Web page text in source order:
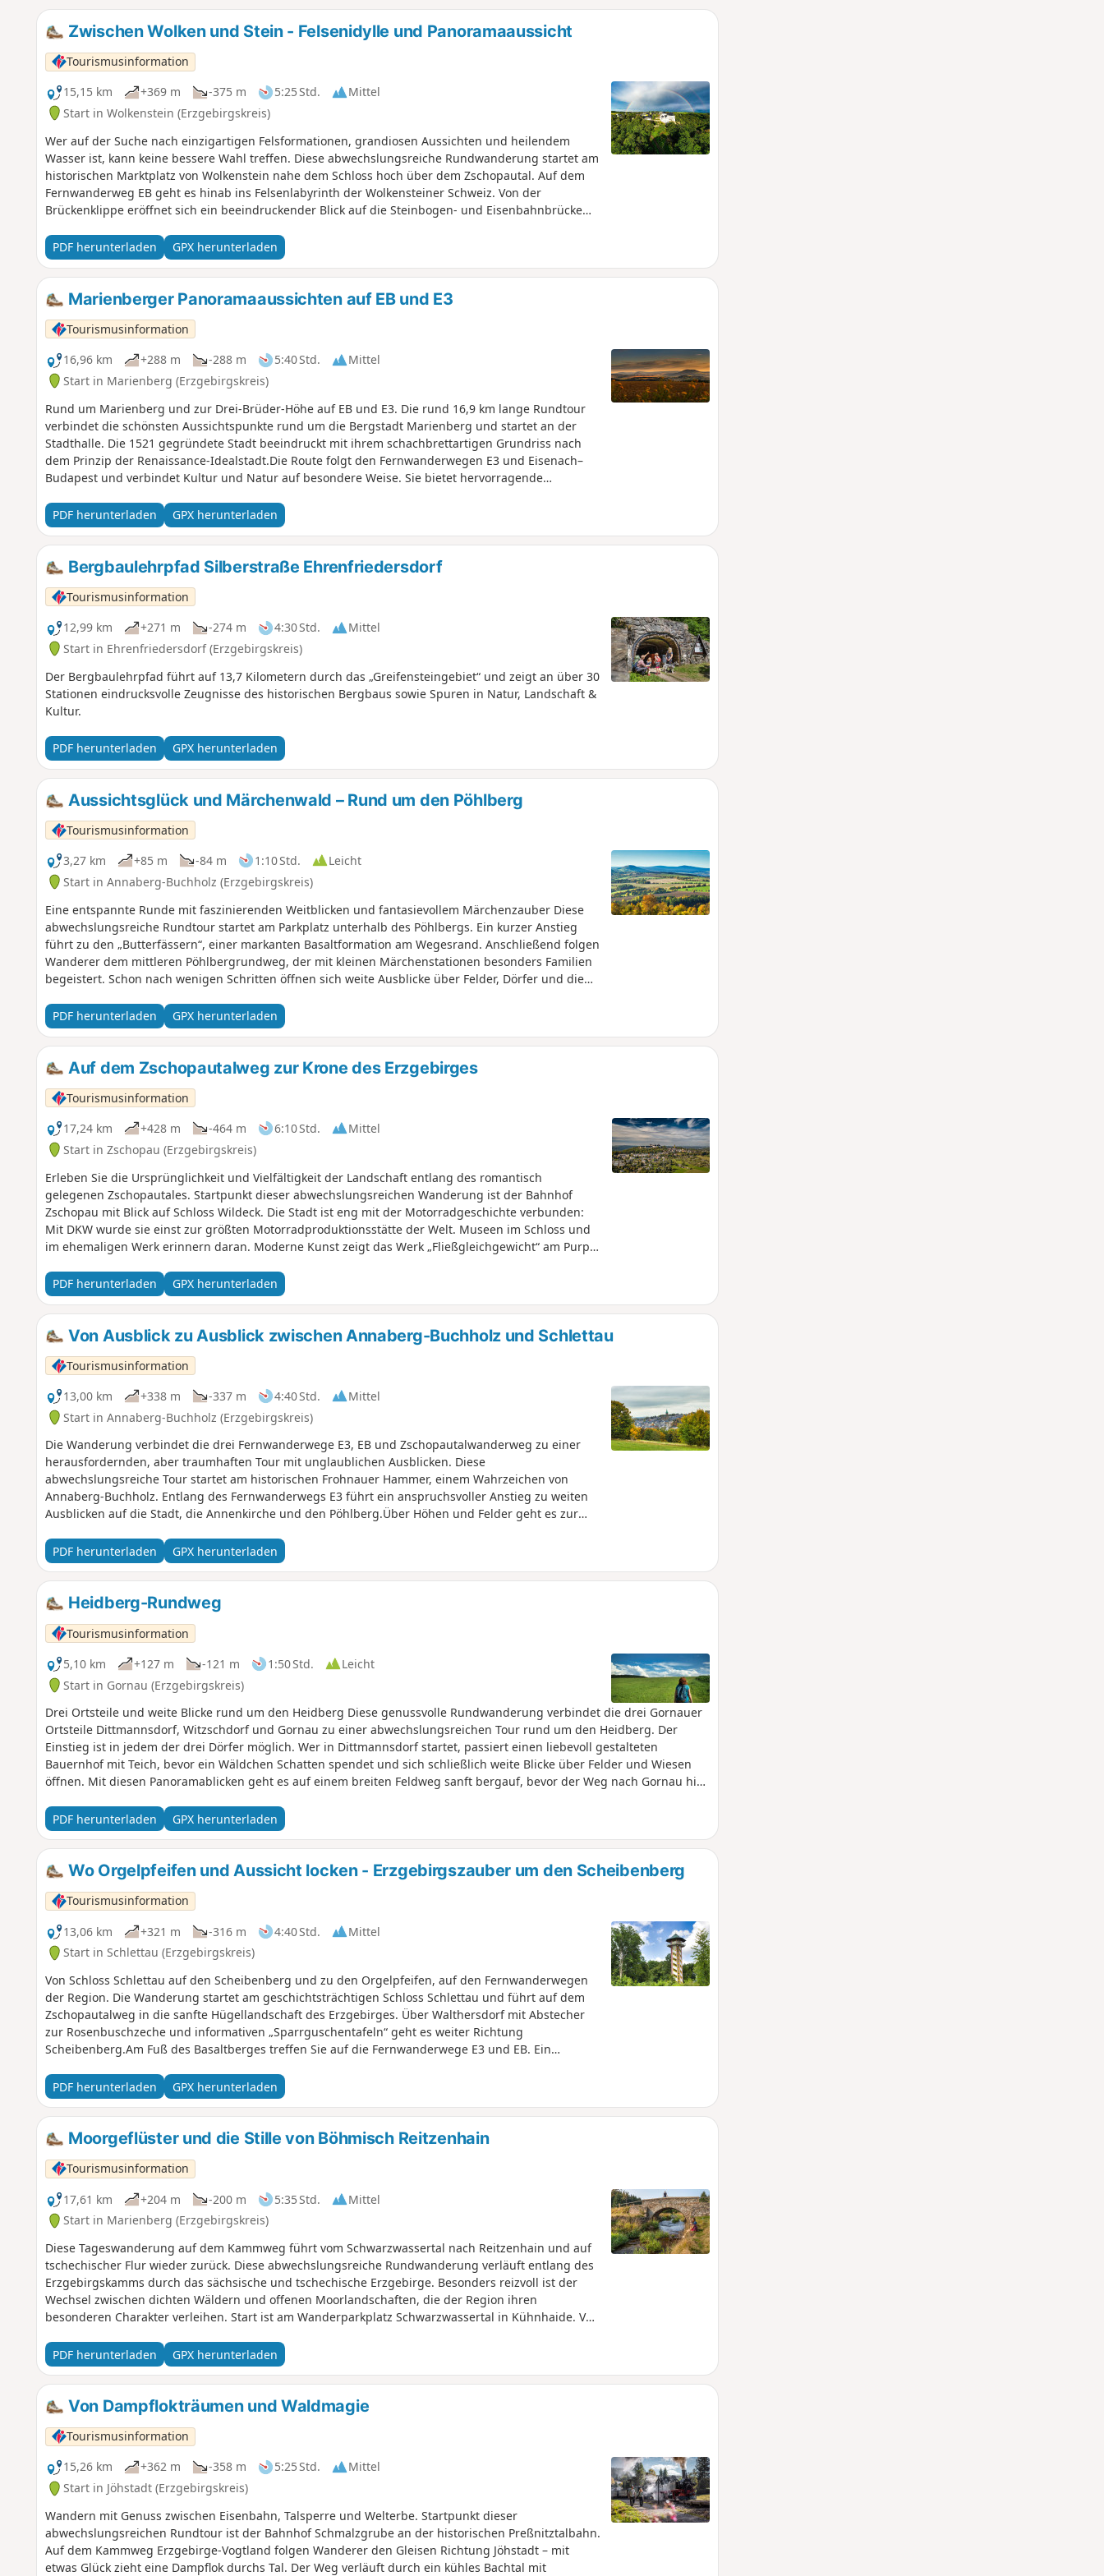
Zwischen Wolken und Stein - Felsenidylle und Panoramaaussicht
Tourismusinformation
15,15 km
+369 m -375 m 5:25 Std.
Mittel
Start in Wolkenstein (Erzgebirgskreis)
Wer auf der Suche nach einzigartigen Felsformationen, grandiosen Aussichten und heilendem
Wasser ist, kann keine bessere Wahl treffen. Diese abwechslungsreiche Rundwanderung startet am
historischen Marktplatz von Wolkenstein nahe dem Schloss hoch über dem Zschopautal. Auf dem
Fernwanderweg EB geht es hinab ins Felsenlabyrinth der Wolkensteiner Schweiz. Von der
Brückenklippe eröffnet sich ein beeindruckender Blick auf die Steinbogen- und Eisenbahnbrücke
Warmbad mit Trinkpavillon und Wasserspielplatz.Vorbei am historischen Bergbaugelände mit altem
Stollen-Schacht geht es auf dem E3 mit weiten Ausblicken ins Annaberger Land zum
Zeisigstein.Entlang der Zschopau und durch die romantische Wolfsschlucht steigt der Pfad zurück
nach Wolkenstein auf.
PDF herunterladen GPX herunterladen
Marienberger Panoramaaussichten auf EB und E3
Tourismusinformation
16,96 km
+288 m -288 m 5:40 Std.
Mittel
Start in Marienberg (Erzgebirgskreis)
Rund um Marienberg und zur Drei-Brüder-Höhe auf EB und E3. Die rund 16,9 km lange Rundtour
verbindet die schönsten Aussichtspunkte rund um die Bergstadt Marienberg und startet an der
Stadthalle. Die 1521 gegründete Stadt beeindruckt mit ihrem schachbrettartigen Grundriss nach
dem Prinzip der Renaissance-Idealstadt.Die Route folgt den Fernwanderwegen E3 und Eisenach–
Budapest und verbindet Kultur und Natur auf besondere Weise. Sie bietet hervorragende
Bibliothek.Weiter geht es vorbei an Kaiser- und Gondelteich zur Drei-Brüder-Höhe mit
Aussichtsturm und Einkehrmöglichkeit.Anschließend verläuft die Strecke über Großrückerswalde
mit seiner Wehrkirche sowie zu den Fischteichen, die zur Rast einladen.Über alte Wege und die
ehemalige Bahntrasse führt die Tour schließlich zurück nach Marienberg.
PDF herunterladen GPX herunterladen
Bergbaulehrpfad Silberstraße Ehrenfriedersdorf
Tourismusinformation
12,99 km
+271 m -274 m 4:30 Std.
Mittel
Start in Ehrenfriedersdorf (Erzgebirgskreis)
Der Bergbaulehrpfad führt auf 13,7 Kilometern durch das „Greifensteingebiet“ und zeigt an über 30
Stationen eindrucksvolle Zeugnisse des historischen Bergbaus sowie Spuren in Natur, Landschaft &
Kultur.
PDF herunterladen GPX herunterladen
Aussichtsglück und Märchenwald – Rund um den Pöhlberg
Tourismusinformation
3,27 km
+85 m -84 m 1:10 Std.
Leicht
Start in Annaberg-Buchholz (Erzgebirgskreis)
Eine entspannte Runde mit faszinierenden Weitblicken und fantasievollem Märchenzauber Diese
abwechslungsreiche Rundtour startet am Parkplatz unterhalb des Pöhlbergs. Ein kurzer Anstieg
führt zu den „Butterfässern“, einer markanten Basaltformation am Wegesrand. Anschließend folgen
Wanderer dem mittleren Pöhlbergrundweg, der mit kleinen Märchenstationen besonders Familien
begeistert. Schon nach wenigen Schritten öffnen sich weite Ausblicke über Felder, Dörfer und die
Teile der Tour und lädt immer wieder zum Innehalten ein. Etwa auf halber Strecke lohnt für
trittsichere Wanderer ein Abstecher zur historischen St.-Briccius-Fundgrube. Der weitere Weg führt
durch ruhigen Mischwald, vorbei an alten Tongruben, einem ehemaligen Steinbruch und dem
früheren Standort der Skisprungschanze. Über die alte Bobbahn gelangt man schließlich zurück
PDF herunterladen GPX herunterladen
Auf dem Zschopautalweg zur Krone des Erzgebirges
Tourismusinformation
17,24 km
+428 m -464 m 6:10 Std.
Mittel
Start in Zschopau (Erzgebirgskreis)
Erleben Sie die Ursprünglichkeit und Vielfältigkeit der Landschaft entlang des romantisch
gelegenen Zschopautales. Startpunkt dieser abwechslungsreichen Wanderung ist der Bahnhof
Zschopau mit Blick auf Schloss Wildeck. Die Stadt ist eng mit der Motorradgeschichte verbunden:
Mit DKW wurde sie einst zur größten Motorradproduktionsstätte der Welt. Museen im Schloss und
im ehemaligen Werk erinnern daran. Moderne Kunst zeigt das Werk „Fließgleichgewicht“ am Purple
beeindruckt eine überdachte Holzbrücke, bevor es durch Wald bergauf zum Aussichtspunkt
Kunnerstein geht, der schöne Blicke ins Tal bietet. Ein weiterer Anstieg führt zu Schloss
Augustusburg, einem der bedeutendsten Renaissanceschlösser. Museen, Gastronomie und
Panorama-Aussichten machen den Besuch lohnenswert. Unterhalb liegt die Altstadt mit der
PDF herunterladen GPX herunterladen
Von Ausblick zu Ausblick zwischen Annaberg-Buchholz und Schlettau
Tourismusinformation
13,00 km
+338 m -337 m 4:40 Std.
Mittel
Start in Annaberg-Buchholz (Erzgebirgskreis)
Die Wanderung verbindet die drei Fernwanderwege E3, EB und Zschopautalwanderweg zu einer
herausfordernden, aber traumhaften Tour mit unglaublichen Ausblicken. Diese
abwechslungsreiche Tour startet am historischen Frohnauer Hammer, einem Wahrzeichen von
Annaberg-Buchholz. Entlang des Fernwanderwegs E3 führt ein anspruchsvoller Anstieg zu weiten
Ausblicken auf die Stadt, die Annenkirche und den Pöhlberg.Über Höhen und Felder geht es zur
verläuft die Route durch das Zschopautal mit naturnahen Wegen, vorbei am Naturbad Schlettau bis
zum Schloss Schlettau.Der Rückweg führt über eine Allee bergauf mit Blicken bis zum
Fichtelberg.Zum Abschluss bietet die Teufelskanzel einen letzten spektakulären Ausblick auf
Annaberg, bevor die Tour am Ausgangspunkt endet.
PDF herunterladen GPX herunterladen
Heidberg-Rundweg
Tourismusinformation
5,10 km
+127 m -121 m 1:50 Std.
Leicht
Start in Gornau (Erzgebirgskreis)
Drei Ortsteile und weite Blicke rund um den Heidberg Diese genussvolle Rundwanderung verbindet die drei Gornauer
Ortsteile Dittmannsdorf, Witzschdorf und Gornau zu einer abwechslungsreichen Tour rund um den Heidberg. Der
Einstieg ist in jedem der drei Dörfer möglich. Wer in Dittmannsdorf startet, passiert einen liebevoll gestalteten
Bauernhof mit Teich, bevor ein Wäldchen Schatten spendet und sich schließlich weite Blicke über Felder und Wiesen
öffnen. Mit diesen Panoramablicken geht es auf einem breiten Feldweg sanft bergauf, bevor der Weg nach Gornau hin
taucht der Weg wieder in die Natur ein und verläuft über Wiesenpfade mit eindrucksvollen Aussichten ins Höllmühl-
und Zschopautal. Majestätisch begleitet die Augustusburg – die „Krone des Erzgebirges“ – in der Ferne den letzten
Abschnitt dieser harmonischen, kleinen Wanderung.
PDF herunterladen GPX herunterladen
Wo Orgelpfeifen und Aussicht locken - Erzgebirgszauber um den Scheibenberg
Tourismusinformation
13,06 km
+321 m -316 m 4:40 Std.
Mittel
Start in Schlettau (Erzgebirgskreis)
Von Schloss Schlettau auf den Scheibenberg und zu den Orgelpfeifen, auf den Fernwanderwegen
der Region. Die Wanderung startet am geschichtsträchtigen Schloss Schlettau und führt auf dem
Zschopautalweg in die sanfte Hügellandschaft des Erzgebirges. Über Walthersdorf mit Abstecher
zur Rosenbuschzeche und informativen „Sparrguschentafeln“ geht es weiter Richtung
Scheibenberg.Am Fuß des Basaltberges treffen Sie auf die Fernwanderwege E3 und EB. Ein
Zahn-Steig erreichen Sie schließlich Gipfel, Berggasthaus und Aussichtsturm.Vorbei an den
Skisprungschanzen und beeindruckenden Basaltsäulen „Orgelpfeifen“ führt der Rückweg auf E3
und EB durch Wälder und entlang der Bahnstrecke zurück zum Schloss.
PDF herunterladen GPX herunterladen
Moorgeflüster und die Stille von Böhmisch Reitzenhain
Tourismusinformation
17,61 km
+204 m -200 m 5:35 Std.
Mittel
Start in Marienberg (Erzgebirgskreis)
Diese Tageswanderung auf dem Kammweg führt vom Schwarzwassertal nach Reitzenhain und auf
tschechischer Flur wieder zurück. Diese abwechslungsreiche Rundwanderung verläuft entlang des
Erzgebirgskamms durch das sächsische und tschechische Erzgebirge. Besonders reizvoll ist der
Wechsel zwischen dichten Wäldern und offenen Moorlandschaften, die der Region ihren
besonderen Charakter verleihen. Start ist am Wanderparkplatz Schwarzwassertal in Kühnhaide. Von
Flora und Torfgewinnung. Weiter geht es über die Köhlerei nach Reitzenhain und über die Grenze
nach Tschechien. Vorbei am aufgelösten Ort Pohraniční führt die Route durch ruhige Wälder und
Böhmisch Kühnhaide zum höchsten Punkt, dem Lauschhübel (842 m) mit schöner Aussicht.
Anschließend verläuft der Weg zurück ins Schwarzwassertal, wo sich eine gemütliche Einkehr
PDF herunterladen GPX herunterladen
Von Dampflokträumen und Waldmagie
Tourismusinformation
15,26 km
+362 m -358 m 5:25 Std.
Mittel
Start in Jöhstadt (Erzgebirgskreis)
Wandern mit Genuss zwischen Eisenbahn, Talsperre und Welterbe. Startpunkt dieser
abwechslungsreichen Rundtour ist der Bahnhof Schmalzgrube an der historischen Preßnitztalbahn.
Auf dem Kammweg Erzgebirge-Vogtland folgen Wanderer den Gleisen Richtung Jöhstadt – mit
etwas Glück zieht eine Dampflok durchs Tal. Der Weg verläuft durch ein kühles Bachtal mit